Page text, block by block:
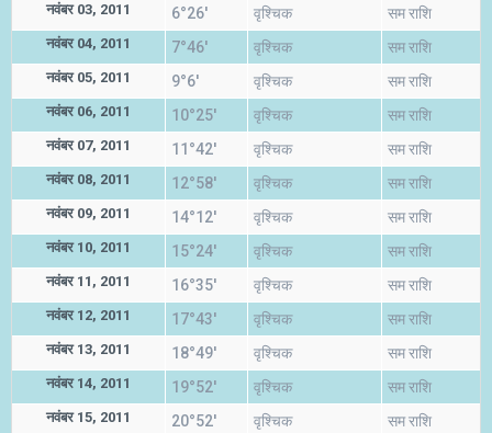
नवंबर 03, 2011 6°26' वृश्चिक सम राशि
नवंबर 04, 2011 7°46' वृश्चिक सम राशि
नवंबर 05, 2011 9°6' वृश्चिक सम राशि
नवंबर 06, 2011 10°25' वृश्चिक सम राशि
नवंबर 07, 2011 11°42' वृश्चिक सम राशि
नवंबर 08, 2011 12°58' वृश्चिक सम राशि
नवंबर 09, 2011 14°12' वृश्चिक सम राशि
नवंबर 10, 2011 15°24' वृश्चिक सम राशि
नवंबर 11, 2011 16°35' वृश्चिक सम राशि
नवंबर 12, 2011 17°43' वृश्चिक सम राशि
नवंबर 13, 2011 18°49' वृश्चिक सम राशि
नवंबर 14, 2011 19°52' वृश्चिक सम राशि
नवंबर 15, 2011 20°52' वृश्चिक सम राशि